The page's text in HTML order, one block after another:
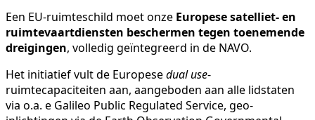
Een EU-ruimteschild moet onze Europese satelliet- en
ruimtevaartdiensten beschermen tegen toenemende
dreigingen, volledig geïntegreerd in de NAVO.
Het initiatief vult de Europesedual use-
ruimtecapaciteiten aan, aangeboden aan alle lidstaten
via o.a. e Galileo Public Regulated Service, geo-